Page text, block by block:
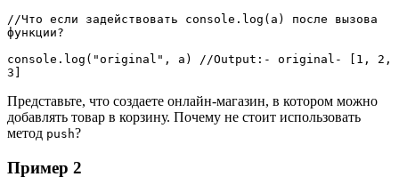
//Что если задействовать console.log(a) после вызова
функции?
console.log("original", a) //Output:- original- [1, 2,
3]
Представьте, что создаете онлайн-магазин, в котором можно
добавлять товар в корзину. Почему не стоит использовать
метод push?
Пример 2